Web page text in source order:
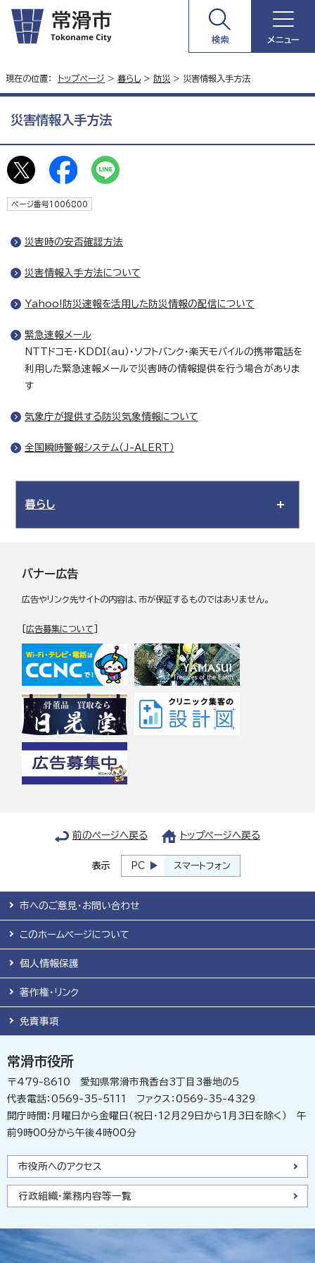
検索 メニュー
現在の位置： トップページ > 暮らし> 防災 > 災害情報入手方法
災害情報入手方法
ページ番号1006800
災害時の安否確認方法
災害情報入手方法について
Yahoo!防災速報を活用した防災情報の配信について
緊急速報メール
NTTドコモ・KDDI（au）・ソフトバンク・楽天モバイルの携帯電話を
利用した緊急速報メールで災害時の情報提供を行う場合がありま
す
気象庁が提供する防災気象情報について
全国瞬時警報システム（J-ALERT）
暮らし
バナー広告
広告やリンク先サイトの内容は、市が保証するものではありません。
[広告募集について
前のページへ戻る トップページへ戻る
表示 PC スマートフォン
市へのご意見・お問い合わせ
このホームページについて
個人情報保護
著作権・リンク
免責事項
常滑市役所
〒479-8610 愛知県常滑市飛香台3丁目3番地の5
代表電話：0569-35-5111 ファクス：0569-35-4329
開庁時間：月曜日から金曜日（祝日・12月29日から1月3日を除く） 午
前9時00分から午後4時00分
市役所へのアクセス
行政組織・業務内容等一覧